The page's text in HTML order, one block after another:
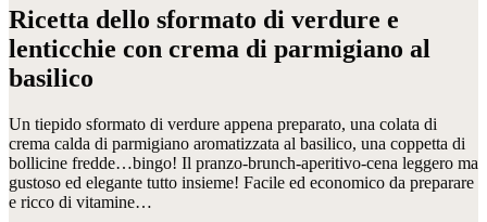
Ricetta dello sformato di verdure e
lenticchie con crema di parmigiano al
basilico
Un tiepido sformato di verdure appena preparato, una colata di
crema calda di parmigiano aromatizzata al basilico, una coppetta di
bollicine fredde…bingo! Il pranzo-brunch-aperitivo-cena leggero ma
gustoso ed elegante tutto insieme! Facile ed economico da preparare
e ricco di vitamine…